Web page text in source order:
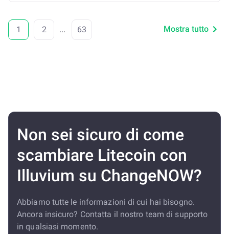
1 2 ... 63 Mostra tutto
Non sei sicuro di come
scambiare Litecoin con
Illuvium su ChangeNOW?
Abbiamo tutte le informazioni di cui hai bisogno.
Ancora insicuro? Contatta il nostro team di supporto
in qualsiasi momento.